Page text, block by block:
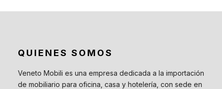
QUIENES SOMOS
Veneto Mobili es una empresa dedicada a la importación
de mobiliario para oficina, casa y hotelería, con sede en